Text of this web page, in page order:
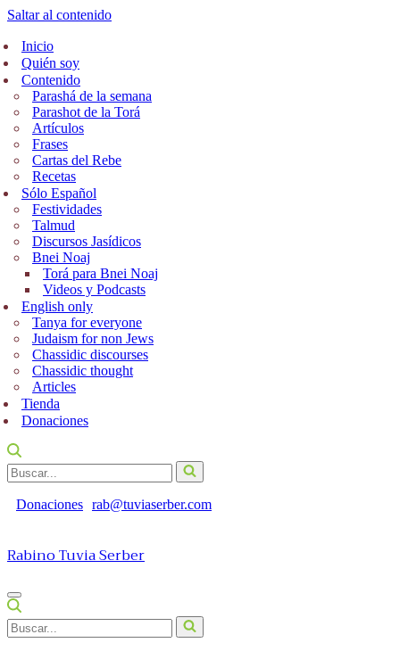
Saltar al contenido
Inicio
Quién soy
Contenido
Parashá de la semana
Parashot de la Torá
Artículos
Frases
Cartas del Rebe
Recetas
Sólo Español
Festividades
Talmud
Discursos Jasídicos
Bnei Noaj
Torá para Bnei Noaj
Videos y Podcasts
English only
Tanya for everyone
Judaism for non Jews
Chassidic discourses
Chassidic thought
Articles
Tienda
Donaciones
Buscar...
Donaciones rab@tuviaserber.com
Rabino Tuvia Serber
Menú
de
navegación
Buscar...